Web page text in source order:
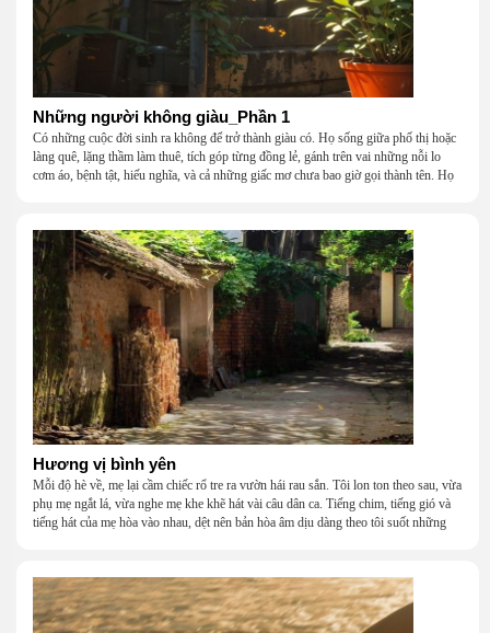
Những người không giàu_Phần 1
Có những cuộc đời sinh ra không để trở thành giàu có. Họ sống giữa phố thị hoặc
làng quê, lặng thầm làm thuê, tích góp từng đồng lẻ, gánh trên vai những nỗi lo
cơm áo, bệnh tật, hiếu nghĩa, và cả những giấc mơ chưa bao giờ gọi thành tên. Họ
một mái nhà bằng lòng thương, bằng sự nhẫn nại và một niềm tin cũ kỹ rằng: dẫu
nghèo đến đâu, cũng còn có nhau để quay về.
Hương vị bình yên
Mỗi độ hè về, mẹ lại cầm chiếc rổ tre ra vườn hái rau sắn. Tôi lon ton theo sau, vừa
phụ mẹ ngắt lá, vừa nghe mẹ khe khẽ hát vài câu dân ca. Tiếng chim, tiếng gió và
tiếng hát của mẹ hòa vào nhau, dệt nên bản hòa âm dịu dàng theo tôi suốt những